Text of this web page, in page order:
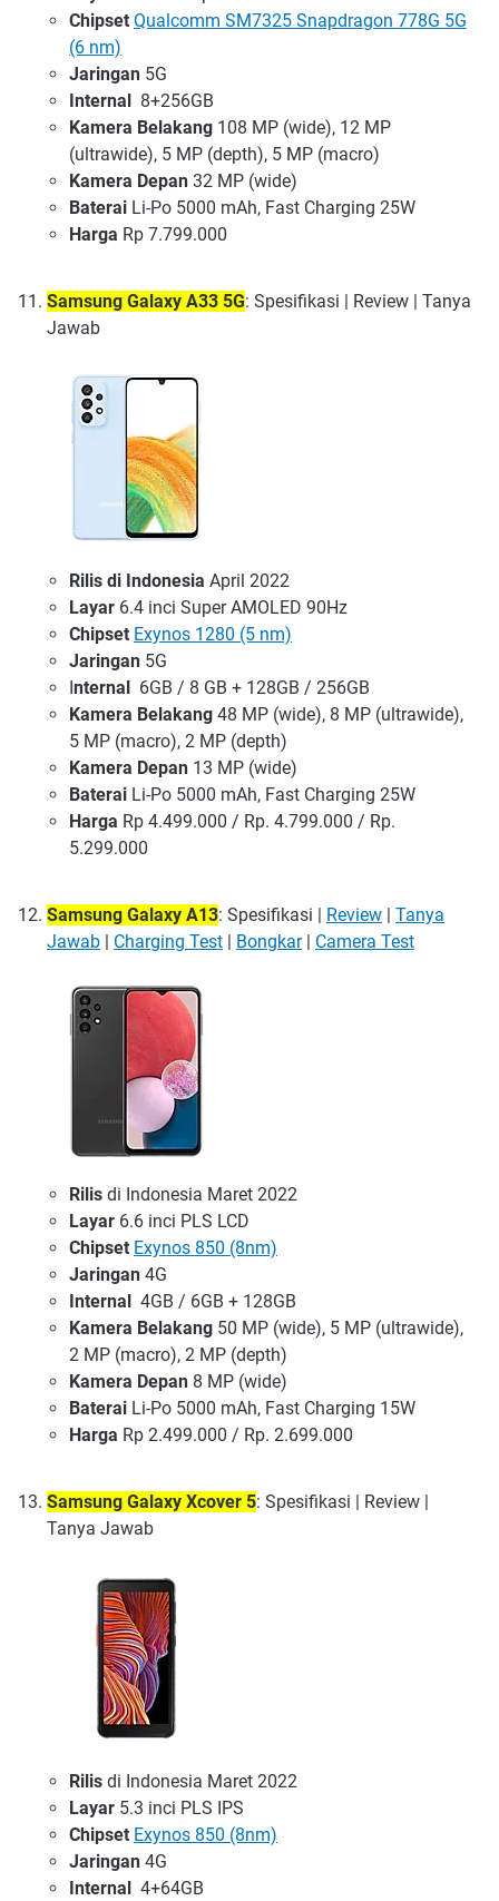
Chipset Qualcomm SM7325 Snapdragon 778G 5G
(6 nm)
Jaringan 5G
Internal
8+256GB
Kamera Belakang 108 MP (wide), 12 MP
(ultrawide), 5 MP (depth), 5 MP (macro)
Kamera Depan 32 MP (wide)
Baterai Li-Po 5000 mAh, Fast Charging 25W
Harga Rp 7.799.000
Samsung Galaxy A33 5G: Spesifikasi | Review | Tanya
Jawab
Rilis di Indonesia April 2022
Layar 6.4 inci Super AMOLED 90Hz
Chipset Exynos 1280 (5 nm)
Jaringan 5G
nternal
6GB / 8 GB + 128GB / 256GB
Kamera Belakang 48 MP (wide), 8 MP (ultrawide),
5 MP (macro), 2 MP (depth)
Kamera Depan 13 MP (wide)
Baterai Li-Po 5000 mAh, Fast Charging 25W
Harga Rp 4.499.000 / Rp. 4.799.000 / Rp.
5.299.000
Samsung Galaxy A13: Spesifikasi | Review
Tanya
Jawab
Charging Test Bongkar| Camera Test
Rilis di Indonesia Maret 2022
Layar 6.6 inci PLS LCD
Chipset Exynos 850 (8nm)
Jaringan 4G
Internal
4GB / 6GB + 128GB
Kamera Belakang 50 MP (wide), 5 MP (ultrawide),
2 MP (macro), 2 MP (depth)
Kamera Depan 8 MP (wide)
Baterai Li-Po 5000 mAh, Fast Charging 15W
Harga Rp 2.499.000 / Rp. 2.699.000
Samsung Galaxy Xcover 5: Spesifikasi | Review |
Tanya Jawab
Rilis di Indonesia Maret 2022
Layar 5.3 inci PLS IPS
Chipset Exynos 850 (8nm)
Jaringan 4G
Internal
4+64GB